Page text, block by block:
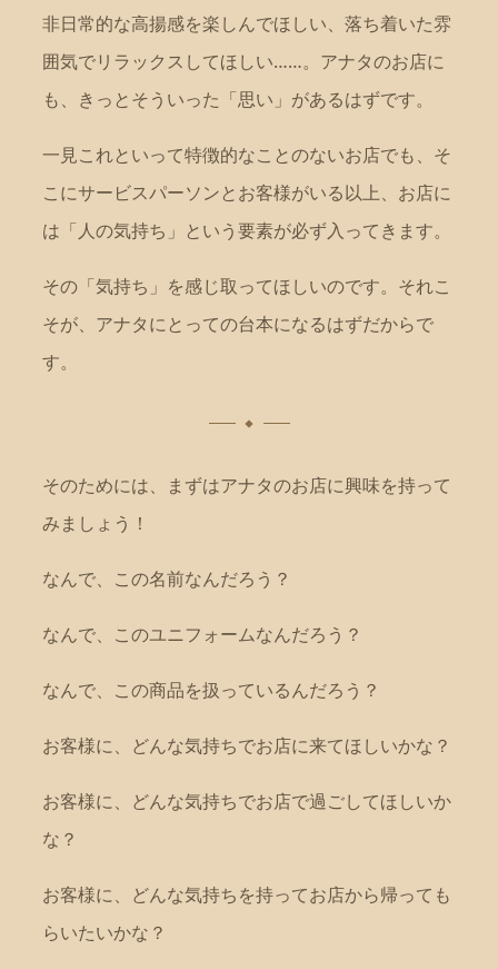
非日常的な高揚感を楽しんでほしい、落ち着いた雰
囲気でリラックスしてほしい……。アナタのお店に
も、きっとそういった「思い」があるはずです。
一見これといって特徴的なことのないお店でも、そ
こにサービスパーソンとお客様がいる以上、お店に
は「人の気持ち」という要素が必ず入ってきます。
その「気持ち」を感じ取ってほしいのです。それこ
そが、アナタにとっての台本になるはずだからで
す。
そのためには、まずはアナタのお店に興味を持って
みましょう！
なんで、この名前なんだろう？
なんで、このユニフォームなんだろう？
なんで、この商品を扱っているんだろう？
お客様に、どんな気持ちでお店に来てほしいかな？
お客様に、どんな気持ちでお店で過ごしてほしいか
な？
お客様に、どんな気持ちを持ってお店から帰っても
らいたいかな？